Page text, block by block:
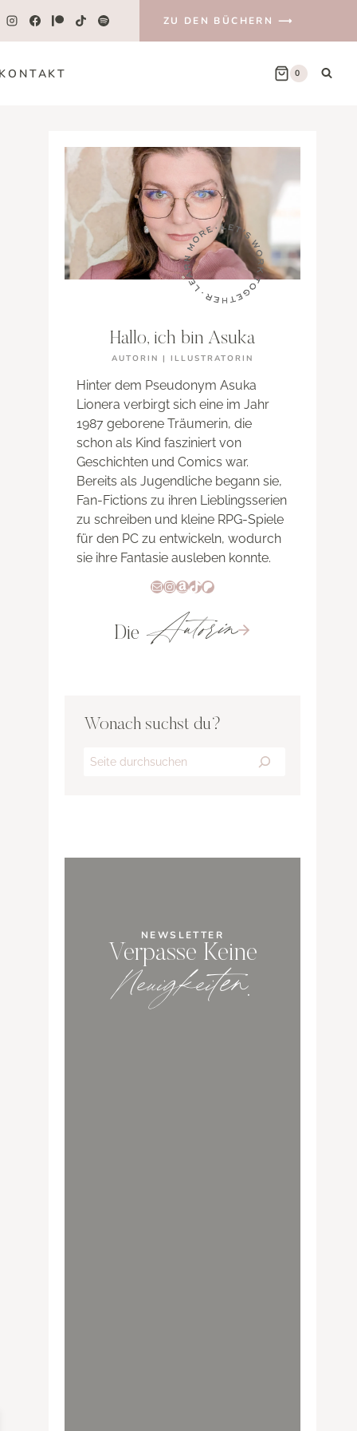
ZU DEN BÜCHERN ⟶
KONTAKT 0
Hallo, ich bin Asuka
AUTORIN | ILLUSTRATORIN
Hinter dem Pseudonym Asuka
Lionera verbirgt sich eine im Jahr
1987 geborene Träumerin, die
schon als Kind fasziniert von
Geschichten und Comics war.
Bereits als Jugendliche begann sie,
Fan-Fictions zu ihren Lieblingsserien
zu schreiben und kleine RPG-Spiele
für den PC zu entwickeln, wodurch
sie ihre Fantasie ausleben konnte.
E-MailInstagram
Amazon
TikTok
Patreon
Die Autorin
Wonach suchst du?
Search
NEWSLETTER
Verpasse Keine
Neuigkeiten.